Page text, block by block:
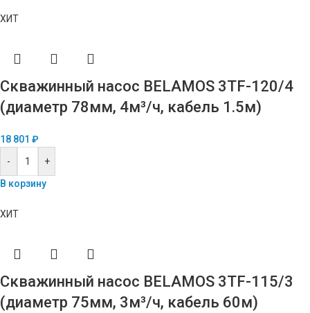
ХИТ
Скважинный насос BELAMOS 3TF-120/4
(диаметр 78мм, 4м³/ч, кабель 1.5м)
18 801 ₽
-
+
В корзину
ХИТ
Скважинный насос BELAMOS 3TF-115/3
(диаметр 75мм, 3м³/ч, кабель 60м)